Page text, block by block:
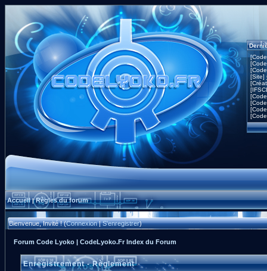
[Site]
Accueil|Règles du forum
Bienvenue, Invité ! (Connexion|S'enregistrer)
Forum Code Lyoko | CodeLyoko.Fr Index du Forum
Enregistrement - Règlement